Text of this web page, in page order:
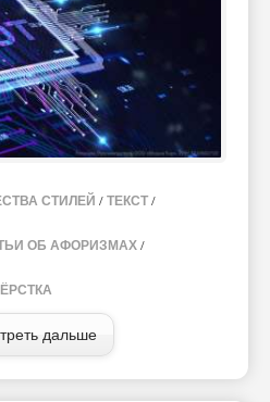
СТИЛЕЙ / ТЕКСТ /
ОБ АФОРИЗМАХ /
дальше